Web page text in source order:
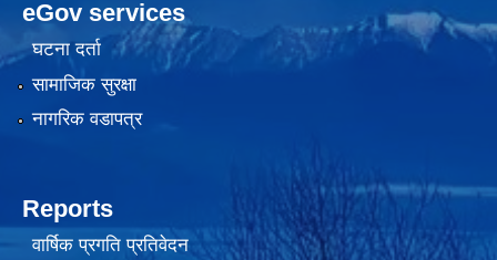
eGov services
घटना दर्ता
सामाजिक सुरक्षा
नागरिक वडापत्र
Reports
वार्षिक प्रगति प्रतिवेदन